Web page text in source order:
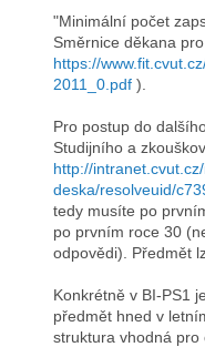
"Minimální počet
Směrnice děkana
https://
2011_0.pdf ).
Pro postup do
Studijního a
http://
deska/resolveuid/
tedy musíte po
po prvním roce 30
odpovědi). Předmět
Konkrétně v BI-PS1
předmět hned v
struktura vhodná